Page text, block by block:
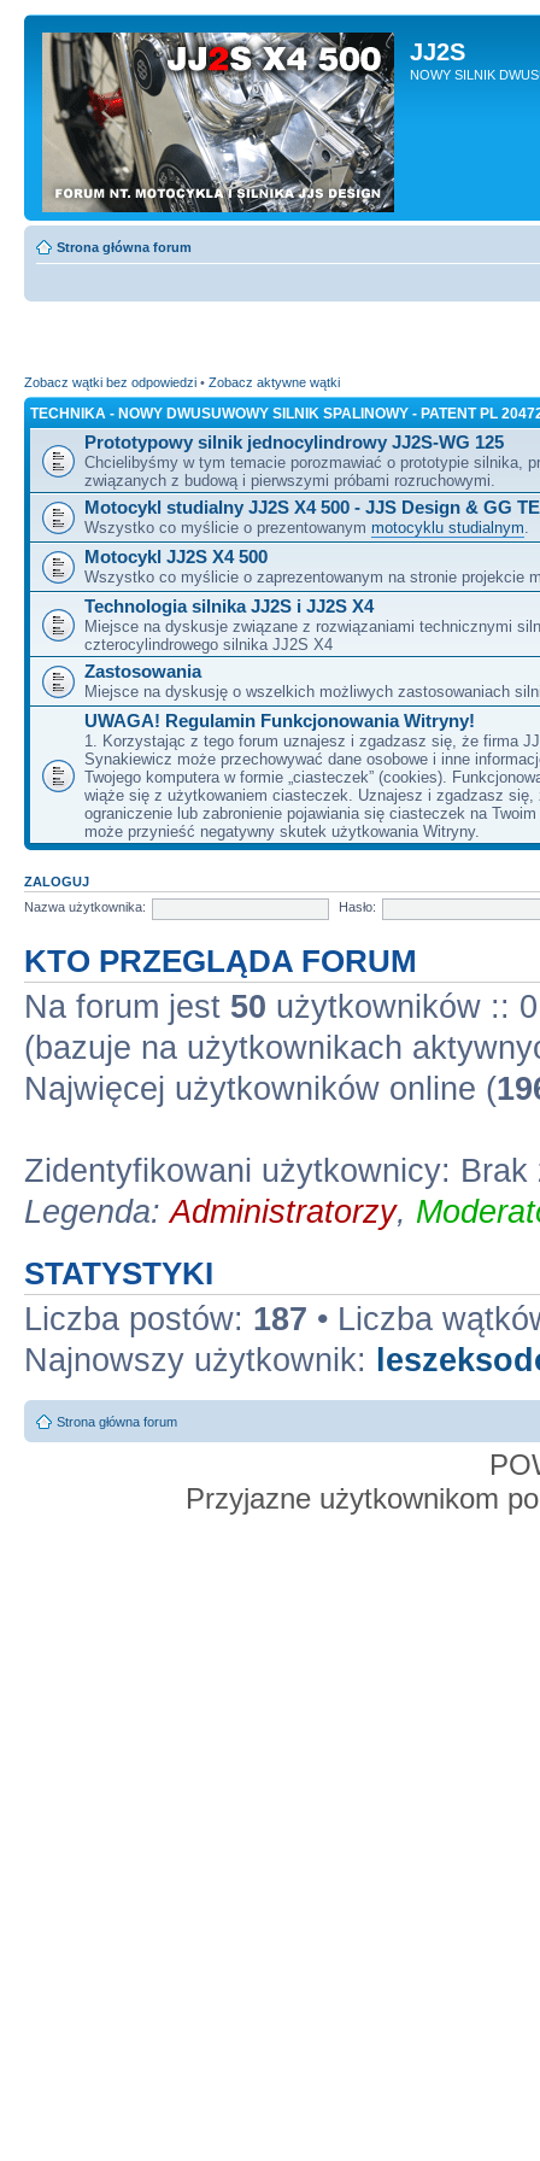
JJ2S
NOWY SILNIK
Strona główna forum
Zobacz wątki bez odpowiedzi • Zobacz aktywne wątki
TECHNIKA - NOWY DWUSUWOWY SILNIK SPALINOWY - PATENT PL
Prototypowy silnik jednocylindrowy JJ2S-WG 125
Chcielibyśmy w tym temacie porozmawiać o prototypie silnika,
związanych z budową i pierwszymi próbami rozruchowymi.
Motocykl studialny JJ2S X4 500 - JJS Design & GG
Wszystko co myślicie o prezentowanym motocyklu studialnym
Motocykl JJ2S X4 500
Wszystko co myślicie o zaprezentowanym na stronie projekcie
Technologia silnika JJ2S i JJ2S X4
Miejsce na dyskusje związane z rozwiązaniami technicznymi
czterocylindrowego silnika JJ2S X4
Zastosowania
Miejsce na dyskusję o wszelkich możliwych zastosowaniach
UWAGA! Regulamin Funkcjonowania Witryny!
1. Korzystając z tego forum uznajesz i zgadzasz się, że firma
Synakiewicz może przechowywać dane osobowe i inne
Twojego komputera w formie „ciasteczek” (cookies).
wiąże się z użytkowaniem ciasteczek. Uznajesz i zgadzasz się,
ograniczenie lub zabronienie pojawiania się ciasteczek na
może przynieść negatywny skutek użytkowania Witryny.
ZALOGUJ
Nazwa użytkownika:
Hasło:
KTO PRZEGLĄDA FORUM
Na forum jest 50 użytkowników ::
(bazuje na użytkownikach
Najwięcej użytkowników online (
Zidentyfikowani użytkownicy:
Legenda:Administratorzy,
STATYSTYKI
Liczba postów: 187 • Liczba
Najnowszy użytkownik:
Strona główna forum
Przyjazne użytkownikom